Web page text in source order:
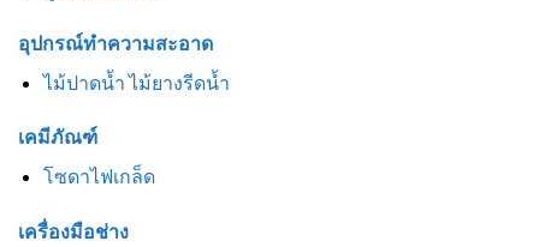
อุปกรณ์ทำความสะอาด
ไม้ปาดน้ำ ไม้ยางรีดน้ำ
เคมีภัณฑ์
โซดาไฟเกล็ด
เครื่องมือช่าง